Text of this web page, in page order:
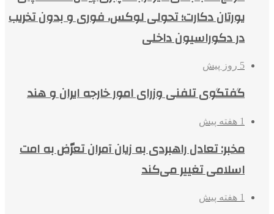
یورتان دکارت؛ تحولی لوکس، فوری و بدون تخریب
در دکوراسیون داخلی
5 روز پیش
گفتگوی تلفنی وزرای امور خارجه ایران و هند
1 هفته پیش
مخبر: تعادل راهبردی به زیان آمران تعرّض به امت
اسلامی تغییر می‌کند
1 هفته پیش